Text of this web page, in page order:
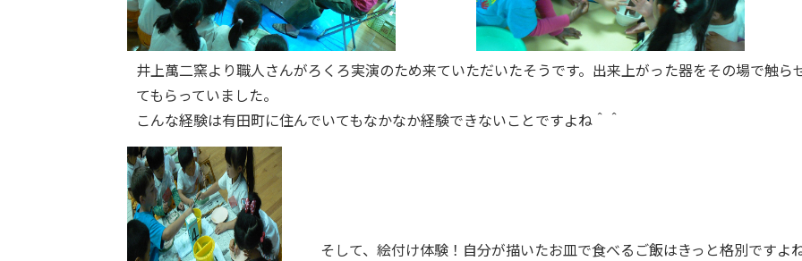
井上萬二窯より職人さんがろくろ実演のため来ていただいたそうです。出来上がった器をその場で触ら
てもらっていました。
こんな経験は有田町に住んでいてもなかなか経験できないことですよね＾＾
そして、絵付け体験！自分が描いたお皿で食べるご飯はきっと格別ですよ